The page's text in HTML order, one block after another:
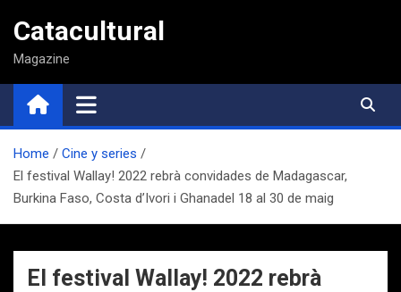
contenido
Catacultural
Magazine
Home
Cine y series
El festival Wallay! 2022 rebrà convidades de Madagascar,
Burkina Faso, Costa d’Ivori i Ghanadel 18 al 30 de maig
El festival Wallay! 2022 rebrà